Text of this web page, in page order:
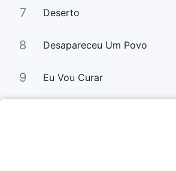
7 Deserto
8 Desapareceu Um Povo
9 Eu Vou Curar